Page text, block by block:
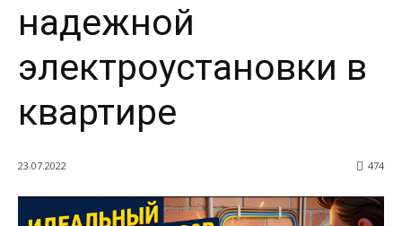
надежной
электроустановки в
квартире
23.07.2022 474